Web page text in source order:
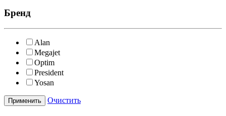
Бренд
Alan
Megajet
Optim
President
Yosan
Очистить